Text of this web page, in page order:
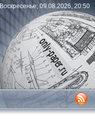
Воскресенье, 09.08.2026, 20:50